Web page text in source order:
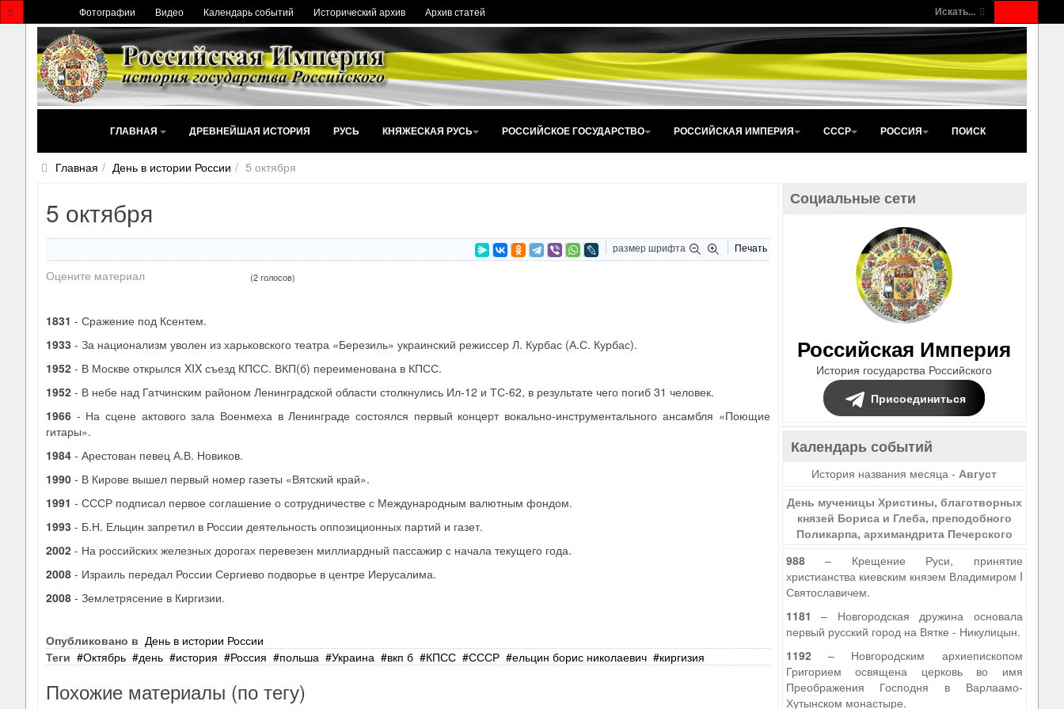
Искать...
Фотографии Видео Календарь событий Исторический архив Архив статей
ГЛАВНАЯ ДРЕВНЕЙШАЯ ИСТОРИЯ РУСЬ КНЯЖЕСКАЯ РУСЬ РОССИЙСКОЕ ГОСУДАРСТВО РОССИЙСКАЯ ИМПЕРИЯ СССР РОССИЯ ПОИСК
Главная День в истории России 5 октября
5 октября
размер шрифта Печать
Оцените материал (2 голосов)
1831 - Сражение под Ксентем.
1933 - За национализм уволен из харьковского театра «Березиль» украинский режиссер Л. Курбас (А.С. Курбас).
1952 - В Москве открылся XIX съезд КПСС. ВКП(б) переименована в КПСС.
1952 - В небе над Гатчинским районом Ленинградской области столкнулись Ил-12 и ТС-62, в результате чего погиб 31 человек.
1966 - На сцене актового зала Военмеха в Ленинграде состоялся первый концерт вокально-инструментального ансамбля «Поющие
гитары».
1984 - Арестован певец А.В. Новиков.
1990 - В Кирове вышел первый номер газеты «Вятский край».
1991 - СССР подписал первое соглашение о сотрудничестве с Международным валютным фондом.
1993 - Б.Н. Ельцин запретил в России деятельность оппозиционных партий и газет.
2002 - На российских железных дорогах перевезен миллиардный пассажир с начала текущего года.
2008 - Израиль передал России Сергиево подворье в центре Иерусалима.
2008 - Землетрясение в Киргизии.
Опубликовано в День в истории России
Теги
Октябрь день история Россия польша Украина вкп б КПСС СССР ельцин борис николаевич киргизия
Похожие материалы (по тегу)
Социальные сети
Российская Империя
История государства Российского
Присоединиться
Календарь событий
История названия месяца -Август
День мученицы Христины, благотворных
князей Бориса и Глеба, преподобного
Поликарпа, архимандрита Печерского
988– Крещение Руси, принятие
христианства киевским князем Владимиром I
Святославичем.
1181 – Новгородская дружина основала
первый русский город на Вятке - Никулицын.
1192– Новгородским архиепископом
Григорием освящена церковь во имя
Преображения Господня в Варлаамо-
Хутынском монастыре.